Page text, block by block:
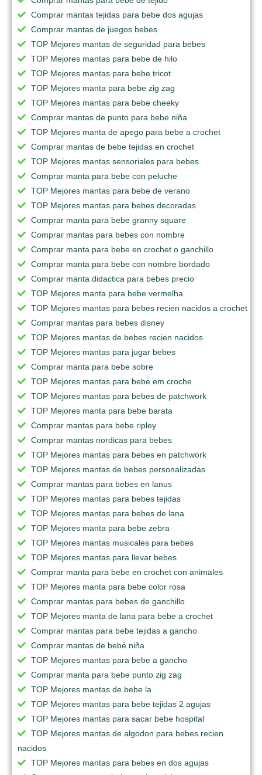
Comprar mantas tejidas para bebe dos agujas
Comprar mantas de juegos bebes
TOP Mejores mantas de seguridad para bebes
TOP Mejores mantas para bebe de hilo
TOP Mejores mantas para bebe tricot
TOP Mejores manta para bebe zig zag
TOP Mejores mantas para bebe cheeky
Comprar mantas de punto para bebe niña
TOP Mejores manta de apego para bebe a crochet
Comprar mantas de bebe tejidas en crochet
TOP Mejores mantas sensoriales para bebes
Comprar manta para bebe con peluche
TOP Mejores mantas para bebe de verano
TOP Mejores mantas para bebes decoradas
Comprar manta para bebe granny square
Comprar mantas para bebes con nombre
Comprar manta para bebe en crochet o ganchillo
Comprar manta para bebe con nombre bordado
Comprar manta didactica para bebes precio
TOP Mejores manta para bebe vermelha
TOP Mejores mantas para bebes recien nacidos a crochet
Comprar mantas para bebes disney
TOP Mejores mantas de bebes recien nacidos
TOP Mejores mantas para jugar bebes
Comprar manta para bebe sobre
TOP Mejores mantas para bebe em croche
TOP Mejores mantas para bebes de patchwork
TOP Mejores manta para bebe barata
Comprar mantas para bebe ripley
Comprar mantas nordicas para bebes
TOP Mejores mantas para bebes en patchwork
TOP Mejores mantas de bebes personalizadas
Comprar mantas para bebes en lanus
TOP Mejores mantas para bebes tejidas
TOP Mejores mantas para bebes de lana
TOP Mejores manta para bebe zebra
TOP Mejores mantas musicales para bebes
TOP Mejores mantas para llevar bebes
Comprar manta para bebe en crochet con animales
TOP Mejores manta para bebe color rosa
Comprar mantas para bebes de ganchillo
TOP Mejores manta de lana para bebe a crochet
Comprar mantas para bebe tejidas a gancho
Comprar mantas de bebé niña
TOP Mejores mantas para bebe a gancho
Comprar manta para bebe punto zig zag
TOP Mejores mantas de bebe la
TOP Mejores mantas para bebe tejidas 2 agujas
TOP Mejores mantas para sacar bebe hospital
TOP Mejores mantas de algodon para bebes recien
nacidos
TOP Mejores mantas para bebes en dos agujas